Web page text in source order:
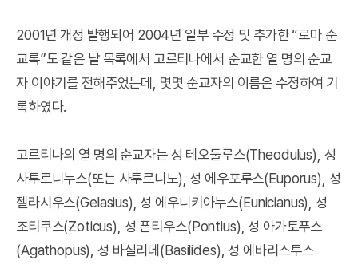
2001년 개정 발행되어 2004년 일부 수정 및 추가한 “로마 순
교록”도 같은 날 목록에서 고르티나에서 순교한 열 명의 순교
자 이야기를 전해주었는데, 몇몇 순교자의 이름은 수정하여 기
록하였다.
고르티나의 열 명의 순교자는 성 테오둘루스(Theodulus), 성
사투르니누스(또는 사투르니노), 성 에우포루스(Euporus), 성
젤라시우스(Gelasius), 성 에우니키아누스(Eunicianus), 성
조티쿠스(Zoticus), 성 폰티우스(Pontius), 성 아가토푸스
(Agathopus), 성 바실리데(Basilides), 성 에바리스투스